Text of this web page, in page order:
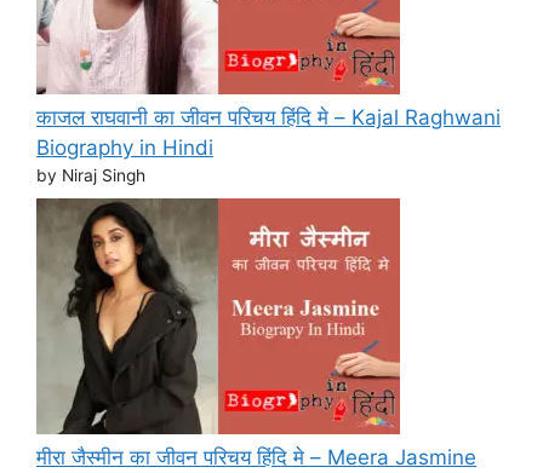
काजल राघवानी का जीवन परिचय हिंदि मे – Kajal Raghwani
Biography in Hindi
by Niraj Singh
मीरा जैस्मीन का जीवन परिचय हिंदि मे – Meera Jasmine